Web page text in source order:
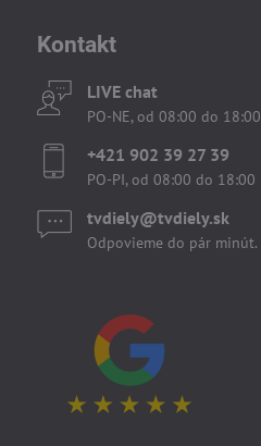
Kontakt
LIVE chat
PO-NE, od 08:00 do 18:00
+421 902 39 27 39
PO-PI, od 08:00 do 18:00
tvdiely​​@tvdiely​​.sk
Odpovieme do pár minút.